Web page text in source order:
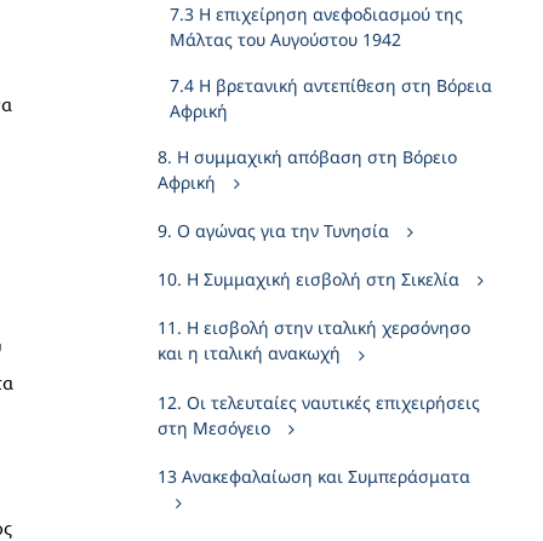
7.3 Η επιχείρηση ανεφοδιασμού της
Μάλτας του Αυγούστου 1942
7.4 Η βρετανική αντεπίθεση στη Βόρεια
Αφρική
8. Η συμμαχική απόβαση στη Βόρειο
Αφρική
9. Ο αγώνας για την Τυνησία
10. Η Συμμαχική εισβολή στη Σικελία
11. Η εισβολή στην ιταλική χερσόνησο
και η ιταλική ανακωχή
12. Οι τελευταίες ναυτικές επιχειρήσεις
στη Μεσόγειο
13 Ανακεφαλαίωση και Συμπεράσματα